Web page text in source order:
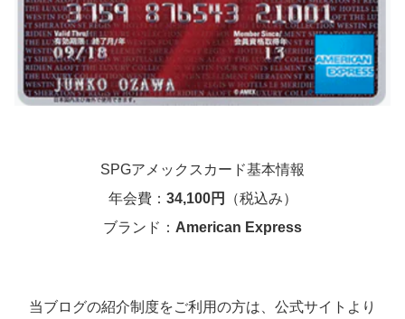
SPGアメックスカード基本情報
年会費： 34,100円
（税込み）
ブランド： American Express
当ブログの紹介制度をご利用の方は、公式サイトより